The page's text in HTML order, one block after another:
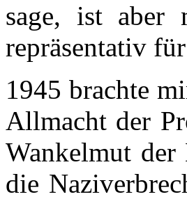
sage, ist aber
repräsentativ
1945 brachte
Allmacht der
Wankelmut der
die